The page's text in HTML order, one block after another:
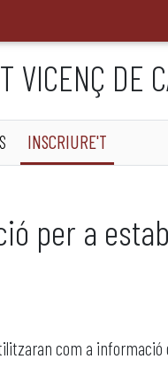
VICENÇ DE
INSCRIURE'T
per a
com a